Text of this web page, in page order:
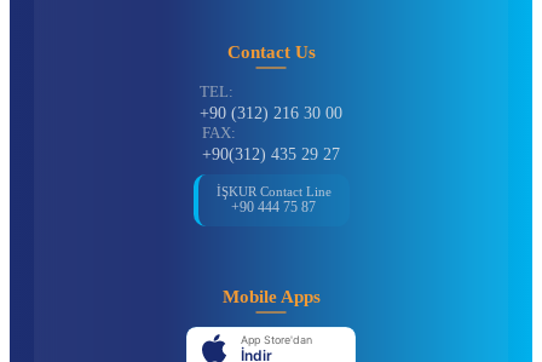
Contact Us
TEL:
+90 (312) 216 30 00
FAX:
+90(312) 435 29 27
İŞKUR Contact Line
+90 444 75 87
Mobile Apps
App Store'dan
İndir